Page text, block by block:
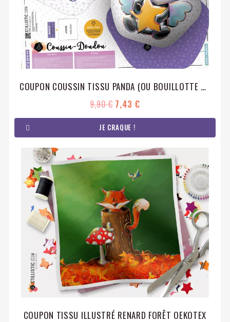
COUPON COUSSIN TISSU PANDA (OU BOUILLOTTE SÈCHE) + HOCHET
9,90 € 7,43 €
JE CRAQUE !
COUPON TISSU ILLUSTRÉ RENARD FORÊT OEKOTEX